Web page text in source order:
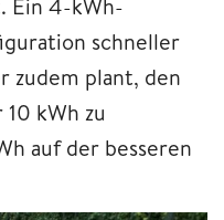
schneller
zudem plant, den
kWh zu
auf der besseren